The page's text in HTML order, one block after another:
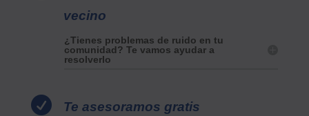
vecino
¿Tienes problemas de ruido en tu
comunidad? Te vamos ayudar a
resolverlo
 Te asesoramos gratis